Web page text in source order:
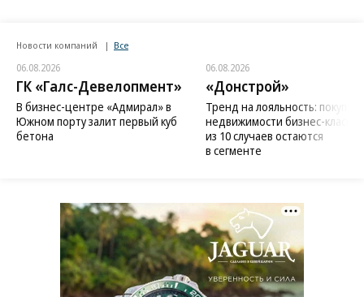
Новости компаний Все
06.08.2026
ГК «Галс-Девелопмент»
В бизнес-центре «Адмирал» в
Южном порту залит первый куб
бетона
06.08.2026
«Донстрой»
Тренд на лояльность:
недвижимости бизнес-класса
из 10 случаев остаются
в сегменте